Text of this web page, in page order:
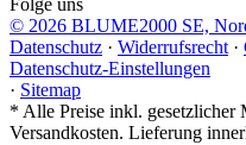
Folge uns
© 2026 BLUME2000 SE,
Datenschutz · Widerrufsrecht ·
Datenschutz-Einstellungen
· Sitemap
* Alle Preise inkl. gesetzlicher
Versandkosten. Lieferung